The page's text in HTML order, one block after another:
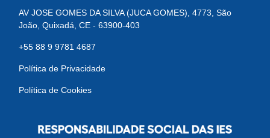
AV JOSE GOMES DA SILVA (JUCA GOMES), 4773, São
João, Quixadá, CE - 63900-403
+55 88 9 9781 4687
Política de Privacidade
Política de Cookies